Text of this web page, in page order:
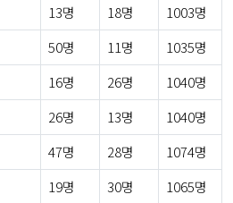
13명 18명
1003명
50명 11명
1035명
16명 26명
1040명
26명 13명
1040명
47명 28명
1074명
19명 30명
1065명